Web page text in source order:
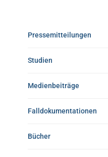
Pressemitteilungen
Studien
Medienbeiträge
Falldokumentationen
Bücher